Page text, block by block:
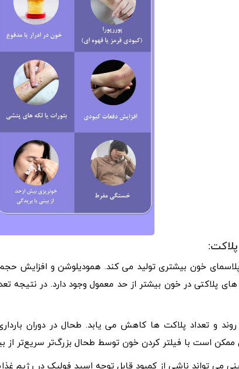
پلاسمای خون بیشتری تولید می کند. همودیلوشن و
پلاکتی در خون بیشتر از حد معمول وجود دارد. در نتیجه
و تعداد پلاکت ها کاهش می یابد. طحال در دوران
است با فیلتر کردن خون توسط طحال بزرگ‌تر سریع‌تر از
می تواند ناشی از کمبود قابل توجه اسید فولیک در رژیم